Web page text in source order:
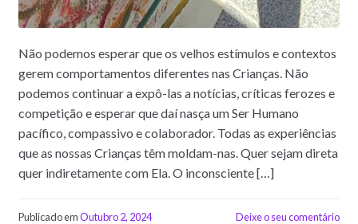
Não podemos esperar que os velhos estímulos e contextos
gerem comportamentos diferentes nas Crianças. Não
podemos continuar a expô-las a notícias, críticas ferozes e
competição e esperar que daí nasça um Ser Humano
pacífico, compassivo e colaborador. Todas as experiências
que as nossas Crianças têm moldam-nas. Quer sejam direta
quer indiretamente com Ela. O inconsciente […]
Publicado emOutubro 2, 2024 Deixe o seu comentário